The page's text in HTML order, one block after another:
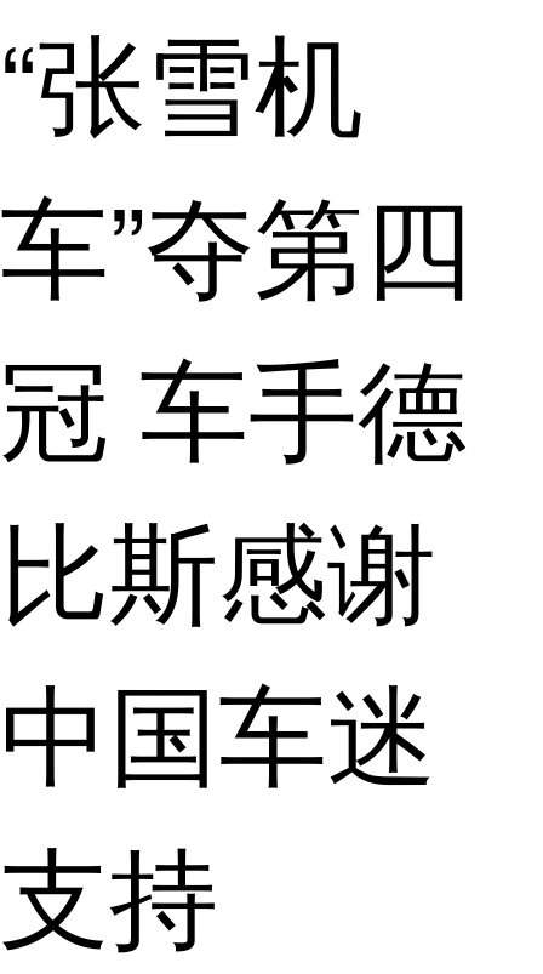
“张雪机
车”夺第四
冠 车手德
比斯感谢
中国车迷
支持